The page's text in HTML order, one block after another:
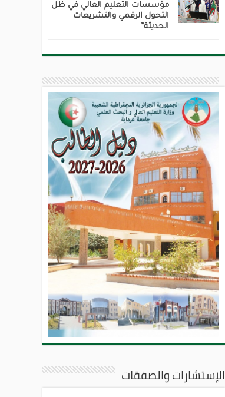
مؤسسات التعليم العالي في ظل
التحول الرقمي والتشريعات
الحديثة”
الإستشارات والصفقات